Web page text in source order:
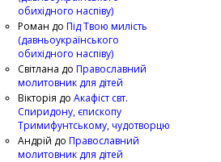
обихідного наспіву)
Роман до Під Твою милість
(давньоукраїнського
обихідного наспіву)
Світлана до Православний
молитовник для дітей
Вікторія до Акафіст свт.
Спиридону, єпископу
Тримифунтському, чудотворцю
Андрій до Православний
молитовник для дітей